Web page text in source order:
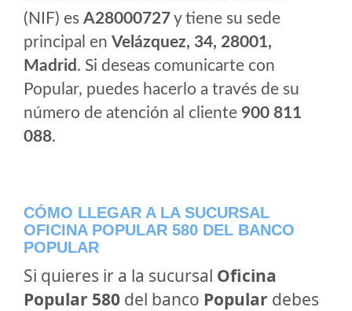
(NIF) es A28000727y tiene su sede
principal en Velázquez, 34, 28001,
Madrid . Si deseas comunicarte con
Popular, puedes hacerlo a través de su
número de atención al cliente 900 811
088.
CÓMO LLEGAR A LA SUCURSAL
OFICINA POPULAR 580 DEL BANCO
POPULAR
Si quieres ir a la sucursal Oficina
Popular 580 del banco Popular debes